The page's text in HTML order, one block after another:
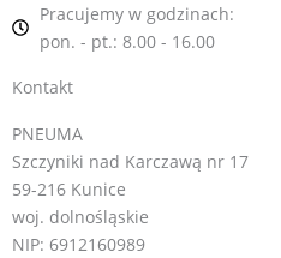
Pracujemy w godzinach:
pon. - pt.: 8.00 - 16.00
Kontakt
PNEUMA
Szczyniki nad Karczawą nr 17
59-216 Kunice
woj. dolnośląskie
NIP: 6912160989